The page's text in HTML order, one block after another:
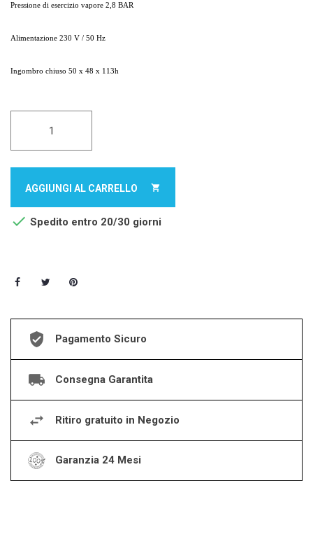
Pressione di esercizio vapore 2,8 BAR
Alimentazione 230 V / 50 Hz
Ingombro chiuso 50 x 48 x 113h
AGGIUNGI AL CARRELLO 
 Spedito entro 20/30 giorni
Pagamento Sicuro
Consegna Garantita
Ritiro gratuito in Negozio
Garanzia 24 Mesi